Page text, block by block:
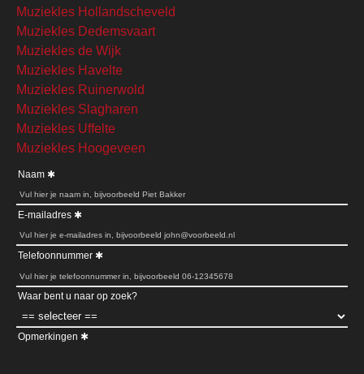
Muziekles Hollandscheveld
Muziekles Dedemsvaart
Muziekles de Wijk
Muziekles Havelte
Muziekles Ruinerwold
Muziekles Slagharen
Muziekles Uffelte
Muziekles Hoogeveen
Naam
E-mailadres
Telefoonnummer
Waar bent u naar op zoek?
Opmerkingen